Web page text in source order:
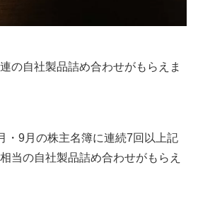
の自社製品詰め合わせがもらえま
・9月の株主名簿に連続7回以上記
当の自社製品詰め合わせがもらえ